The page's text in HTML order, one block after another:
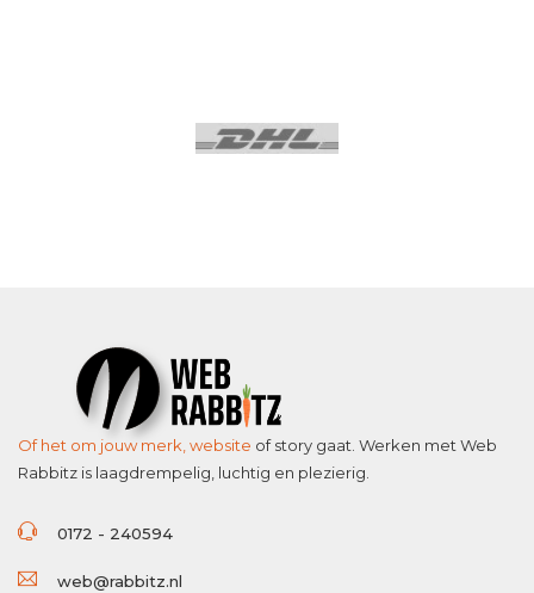
Of het om jouw merk, website of story gaat. Werken met Web
Rabbitz is laagdrempelig, luchtig en plezierig.
0172 - 240594
web@rabbitz.nl